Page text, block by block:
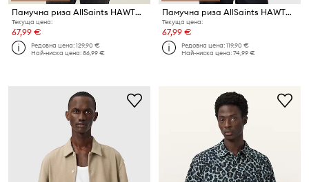
Памучна риза AllSaints HAWTHORNE LS SHIRT
Текуща цена:
67,99 €
Редовна цена:129,90 €
Най-ниска цена:86,99 €
Памучна риза AllSaints HAWTHORNE LS SHIRT
Текуща цена:
67,99 €
Редовна цена:119,90 €
Най-ниска цена:74,99 €